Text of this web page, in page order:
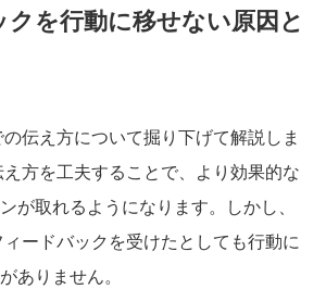
を行動に移せない原因と
伝え方について掘り下げて解説しま
方を工夫することで、より効果的な
が取れるようになります。しかし、
ードバックを受けたとしても行動に
ありません。